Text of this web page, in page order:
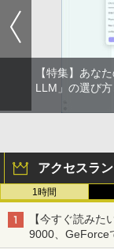
【特集】あな
LLM」の選び
アクセスラ
1時間
【今すぐ読み
9000、GeForce